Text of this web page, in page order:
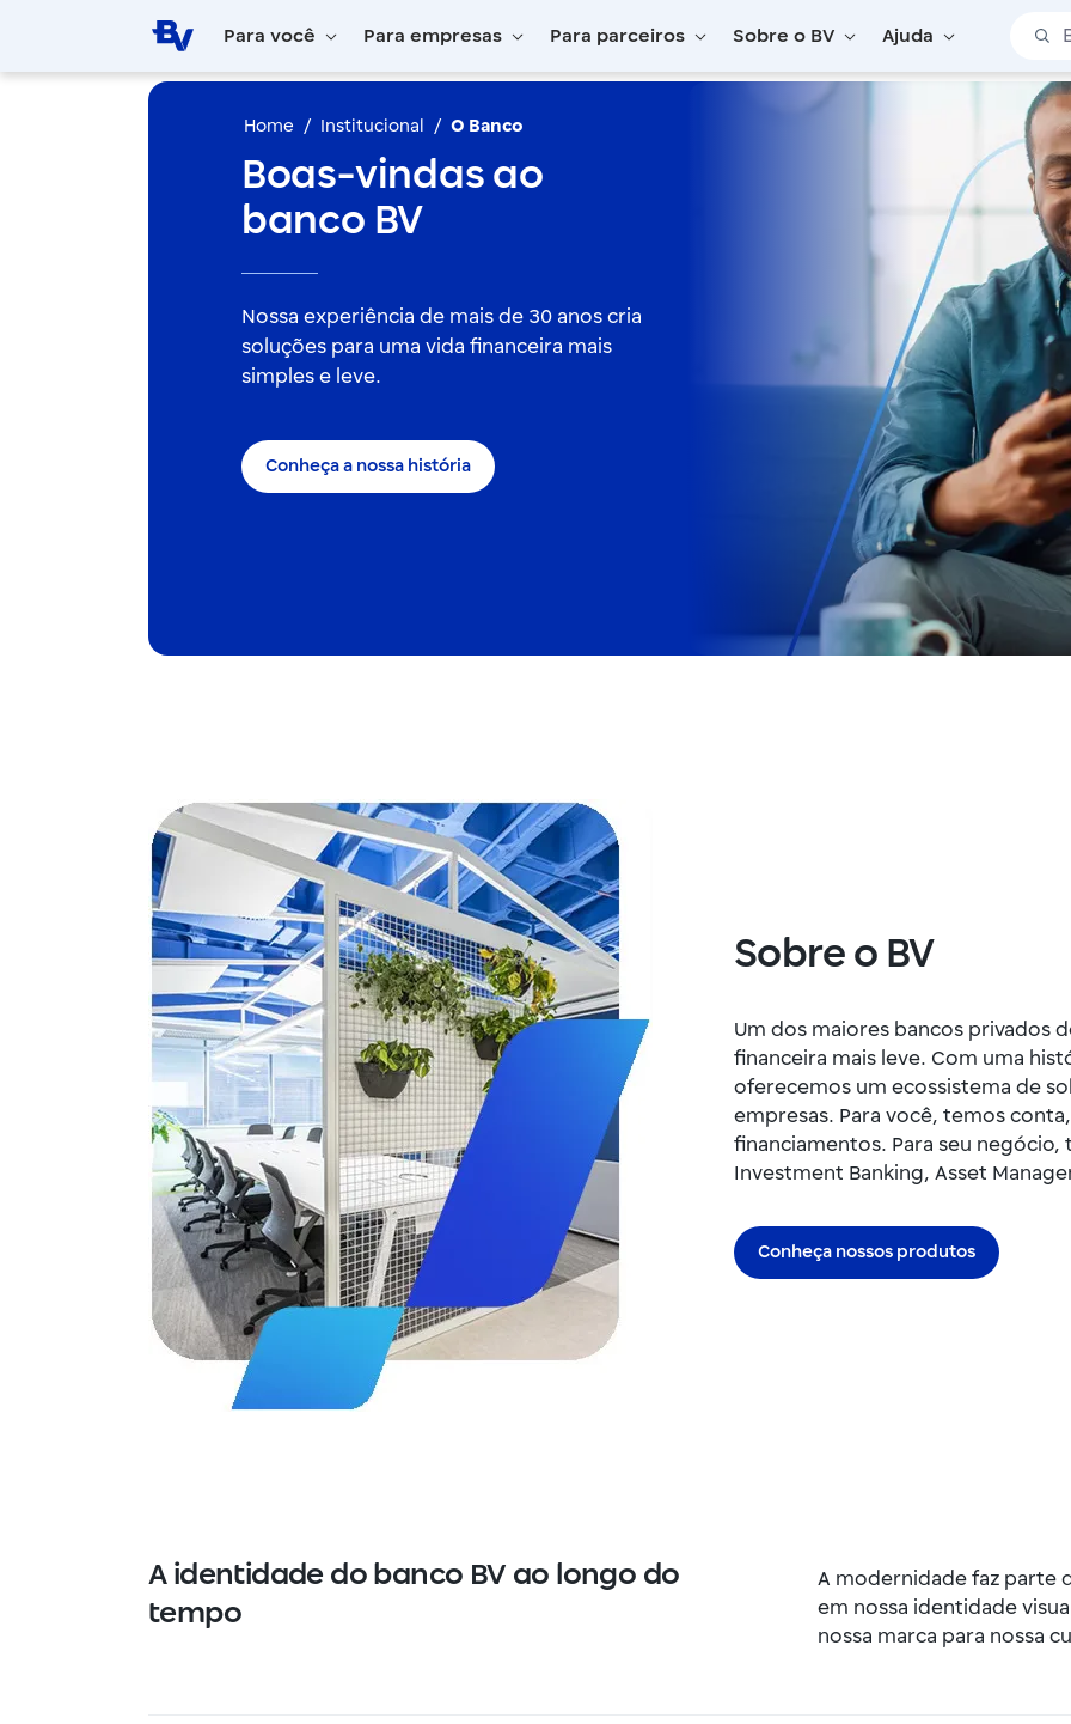
Pular para o Conteúdo principal
Para você Para empresas Para parceiros Sobre o BV Ajuda
Barra
Home Institucional O Banco
Boas-vindas ao
banco BV
Nossa experiência de mais de 30 anos cria
soluções para uma vida financeira mais
simples e leve.
Conheça a nossa história
Sobre o BV
Um dos maiores bancos privados
financeira mais leve. Com uma
oferecemos um ecossistema de
empresas. Para você, temos
financiamentos. Para seu
Investment Banking, Asset
Conheça nossos produtos
A identidade do banco BV ao longo do
tempo
A modernidade faz parte
em nossa identidade
nossa marca para nossa